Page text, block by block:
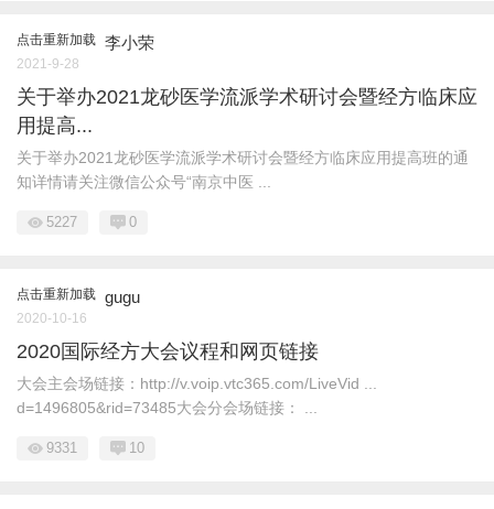
点击重新加载 李小荣
2021-9-28
关于举办2021龙砂医学流派学术研讨会暨经方临床应
用提高...
关于举办2021龙砂医学流派学术研讨会暨经方临床应用提高班的通
知详情请关注微信公众号“南京中医 ...
5227 0
点击重新加载 gugu
2020-10-16
2020国际经方大会议程和网页链接
大会主会场链接：http://v.voip.vtc365.com/LiveVid ...
d=1496805&rid=73485大会分会场链接： ...
9331 10